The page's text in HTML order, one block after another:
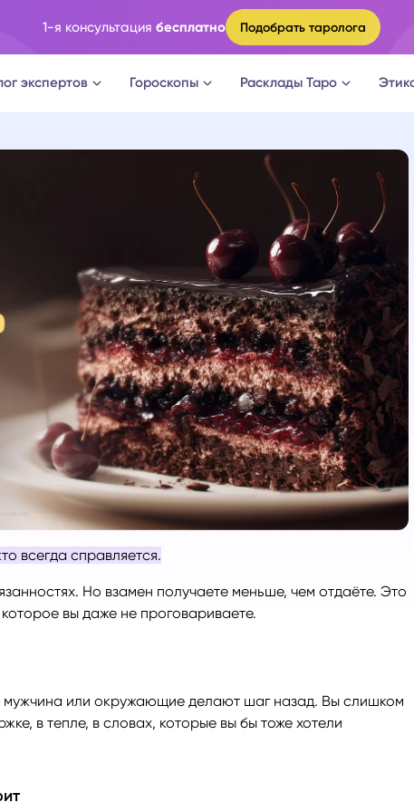
1-я консультация бесплатно Подобрать таролога
экспертов
консультирование
Гороскопы
Рак
Лев
Дева
Весы
Скорпион
Стрелец
Козерог
Рыбы
Расклады Таро
Расклад Таро на измену
Расклад Таро на
Расклад Таро на мужчину
Расклад Таро на женщину
Расклад Таро на будущее
Расклад Таро «Да-Нет»
Расклад на картах Таро
Расклад Таро на неделю
Расклад Таро на 2025 год
всегда справляется.
Но взамен получаете меньше, чем отдаёте. Это
вы даже не проговариваете.
мужчина или окружающие делают шаг назад. Вы слишком
в тепле, в словах, которые вы бы тоже хотели